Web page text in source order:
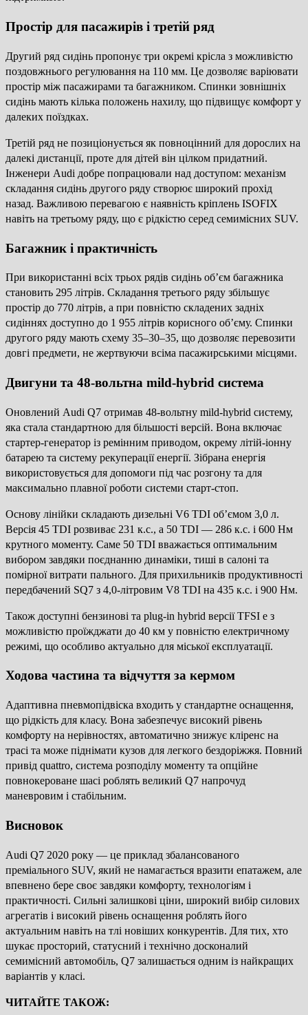
Простір для пасажирів і третій ряд
Другий ряд сидінь пропонує три окремі крісла з можливістю
поздовжнього регулювання на 110 мм. Це дозволяє варіювати
простір між пасажирами та багажником. Спинки зовнішніх
сидінь мають кілька положень нахилу, що підвищує комфорт у
далеких поїздках.
Третій ряд не позиціонується як повноцінний для дорослих на
далекі дистанції, проте для дітей він цілком придатний.
Інженери Audi добре попрацювали над доступом: механізм
складання сидінь другого ряду створює широкий прохід
назад. Важливою перевагою є наявність кріплень ISOFIX
навіть на третьому ряду, що є рідкістю серед семимісних SUV.
Багажник і практичність
При використанні всіх трьох рядів сидінь об’єм багажника
становить 295 літрів. Складання третього ряду збільшує
простір до 770 літрів, а при повністю складених задніх
сидіннях доступно до 1 955 літрів корисного об’єму. Спинки
другого ряду мають схему 35–30–35, що дозволяє перевозити
довгі предмети, не жертвуючи всіма пасажирськими місцями.
Двигуни та 48-вольтна mild-hybrid система
Оновлений Audi Q7 отримав 48-вольтну mild-hybrid систему,
яка стала стандартною для більшості версій. Вона включає
стартер-генератор із ремінним приводом, окрему літій-іонну
батарею та систему рекуперації енергії. Зібрана енергія
використовується для допомоги під час розгону та для
максимально плавної роботи системи старт-стоп.
Основу лінійки складають дизельні V6 TDI об’ємом 3,0 л.
Версія 45 TDI розвиває 231 к.с., а 50 TDI — 286 к.с. і 600 Нм
крутного моменту. Саме 50 TDI вважається оптимальним
вибором завдяки поєднанню динаміки, тиші в салоні та
помірної витрати пального. Для прихильників продуктивності
передбачений SQ7 з 4,0-літровим V8 TDI на 435 к.с. і 900 Нм.
Також доступні бензинові та plug-in hybrid версії TFSI e з
можливістю проїжджати до 40 км у повністю електричному
режимі, що особливо актуально для міської експлуатації.
Ходова частина та відчуття за кермом
Адаптивна пневмопідвіска входить у стандартне оснащення,
що рідкість для класу. Вона забезпечує високий рівень
комфорту на нерівностях, автоматично знижує кліренс на
трасі та може піднімати кузов для легкого бездоріжжя. Повний
привід quattro, система розподілу моменту та опційне
повнокероване шасі роблять великий Q7 напрочуд
маневровим і стабільним.
Висновок
Audi Q7 2020 року — це приклад збалансованого
преміального SUV, який не намагається вразити епатажем, але
впевнено бере своє завдяки комфорту, технологіям і
практичності. Сильні залишкові ціни, широкий вибір силових
агрегатів і високий рівень оснащення роблять його
актуальним навіть на тлі новіших конкурентів. Для тих, хто
шукає просторий, статусний і технічно досконалий
семимісний автомобіль, Q7 залишається одним із найкращих
варіантів у класі.
ЧИТАЙТЕ ТАКОЖ: